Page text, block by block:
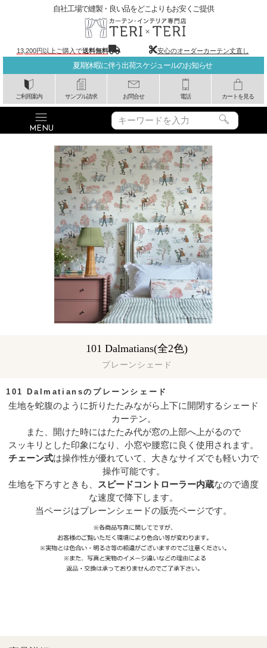
夏期休暇に伴う出荷スケジュールのお知らせ
ご利用案内 サンプル請求 お問合せ 電話 カートを見る
自社工場で縫製・良い品をどこよりもお安くご提供
13,200円以上ご購入で送料無料 安心のオーダーカーテン丈直し
101 Dalmatiansのプレーンシェード
プレーンシェード
101 Dalmatians(全2色)
生地を蛇腹のように折りたたみながら上下に開閉するシェード
カーテン。
また、開けた時にはたたみ代が窓の上部へ上がるので
スッキリとした印象になり、小窓や腰窓に良く使用されます。
チェーン式は操作性が優れていて、大きなサイズでも軽い力で
操作可能です。
生地を下ろすときも、
スピードコントローラー内蔵なので適度
な速度で降下します。
当ページはプレーンシェードの販売ページです。